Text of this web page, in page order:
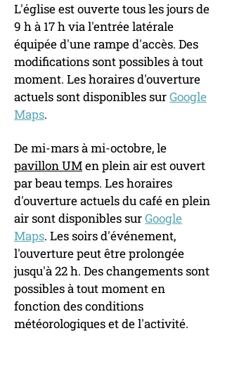
L'église est ouverte tous les jours de
9 h à 17 h via l'entrée latérale
équipée d'une rampe d'accès. Des
modifications sont possibles à tout
moment. Les horaires d'ouverture
actuels sont disponibles surGoogle
Maps.
De mi-mars à mi-octobre, le
pavillon UMen plein air est ouvert
par beau temps. Les horaires
d'ouverture actuels du café en plein
air sont disponibles surGoogle
Maps. Les soirs d'événement,
l'ouverture peut être prolongée
jusqu'à 22 h.​ Des changements sont
possibles à tout moment en
fonction des conditions
météorologiques et de l'activité.